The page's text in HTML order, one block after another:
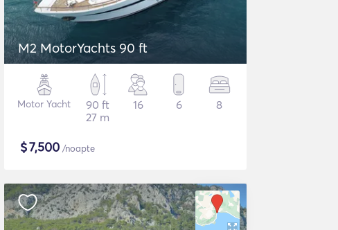
M2 MotorYachts 90 ft
Motor Yacht
90 ft
27 m
16 6 8
$7,500 /noapte